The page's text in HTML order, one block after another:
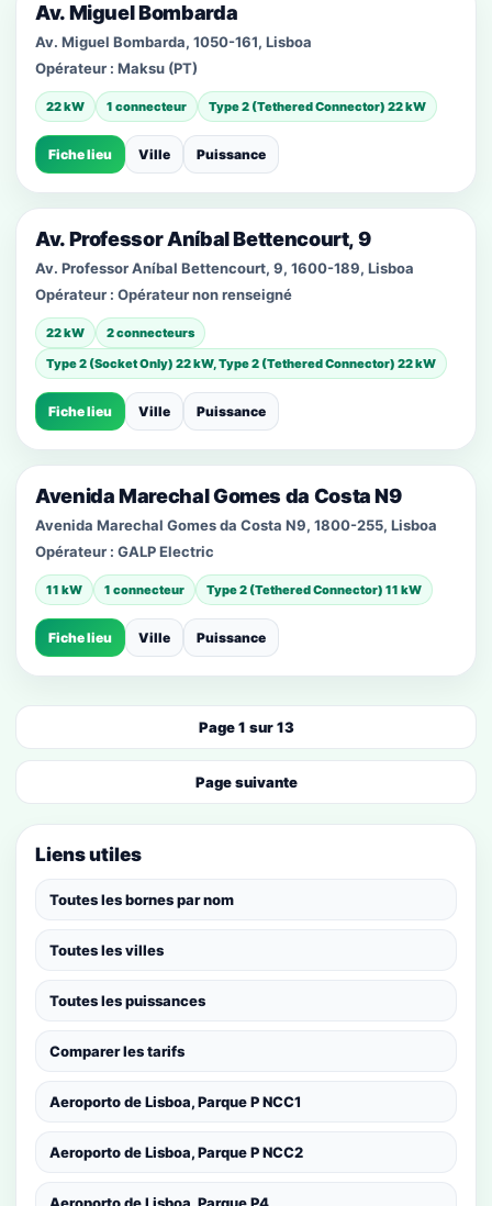
Av. Miguel Bombarda
Av. Miguel Bombarda, 1050-161, Lisboa
Opérateur : Maksu (PT)
22 kW 1 connecteur Type 2 (Tethered Connector) 22 kW
Fiche lieu Ville Puissance
Av. Professor Aníbal Bettencourt, 9
Av. Professor Aníbal Bettencourt, 9, 1600-189, Lisboa
Opérateur : Opérateur non renseigné
22 kW
2 connecteurs
Type 2 (Socket Only) 22 kW, Type 2 (Tethered Connector) 22 kW
Fiche lieu Ville Puissance
Avenida Marechal Gomes da Costa N9
Avenida Marechal Gomes da Costa N9, 1800-255, Lisboa
Opérateur : GALP Electric
11 kW 1 connecteur Type 2 (Tethered Connector) 11 kW
Fiche lieu Ville Puissance
Page 1 sur 13
Page suivante
Liens utiles
Toutes les bornes par nom
Toutes les villes
Toutes les puissances
Comparer les tarifs
Aeroporto de Lisboa, Parque P NCC1
Aeroporto de Lisboa, Parque P NCC2